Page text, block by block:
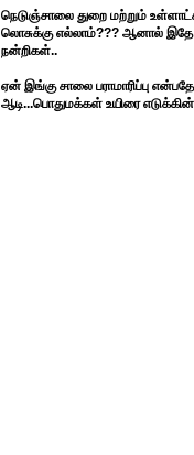
நெடுஞ்சாலை துறை மற்றும்
லொசுக்கு எல்லாம்??? ஆனால்
நன்றிகள்..
ஏன் இங்கு சாலை பராமாரிப்பு
ஆடி...பொதுமக்கள் உயிரை